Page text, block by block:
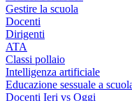
Gestire la scuola
Docenti
Dirigenti
ATA
Classi pollaio
Intelligenza artificiale
Educazione sessuale a
Docenti Ieri vs Oggi